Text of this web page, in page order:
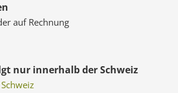
auf Rechnung
nur innerhalb der Schweiz